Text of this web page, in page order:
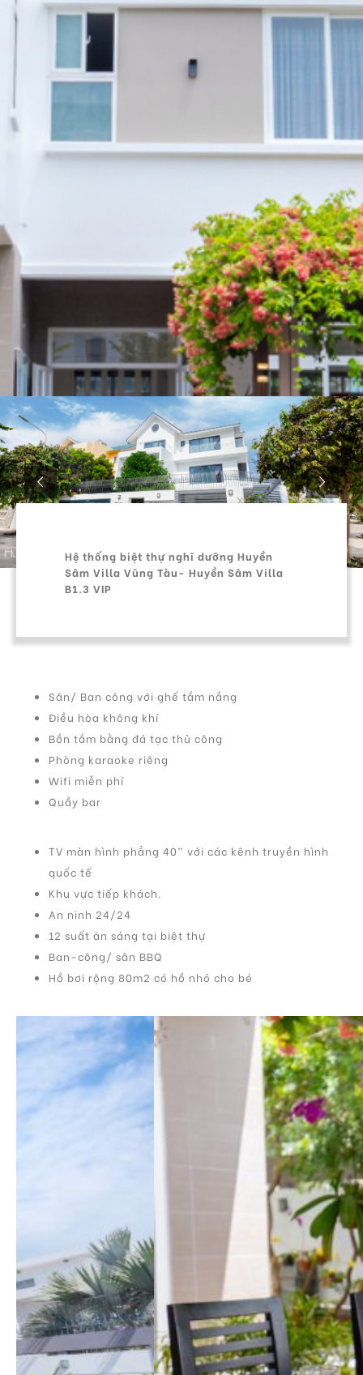
Hệ thống biệt thự nghĩ dưỡng Huyền
Sâm Villa Vũng Tàu- Huyền Sâm Villa
B1.3 VIP
Sân/ Ban công với ghế tắm nắng
Điều hòa không khí
Bồn tắm bằng đá tạc thủ công
Phòng karaoke riêng
Wifi miễn phí
Quầy bar
TV màn hình phẳng 40” với các kênh truyền hình
quốc tế
Khu vực tiếp khách.
An ninh 24/24
12 suất ăn sáng tại biệt thự
Ban-công/ sân BBQ
Hồ bơi rộng 80m2 có hồ nhỏ cho bé